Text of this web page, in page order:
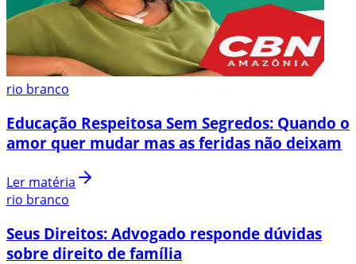
rio branco
Educação Respeitosa Sem Segredos: Quando o
amor quer mudar mas as feridas não deixam
Ler matéria
rio branco
Seus Direitos: Advogado responde dúvidas
sobre direito de família